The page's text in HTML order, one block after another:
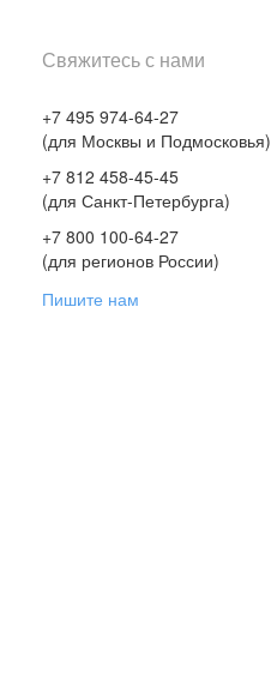
Свяжитесь с нами
+7 495 974-64-27
(для Москвы и Подмосковья)
+7 812 458-45-45
(для Санкт-Петербурга)
+7 800 100-64-27
(для регионов России)
Пишите нам